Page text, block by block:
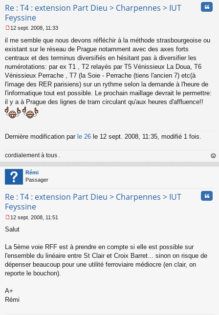
Re : T4 : extension Part Dieu > Charpennes > IUT
Feyssine
e
s
g
e
n
o
l
u
12 sept. 2008, 11:33
il me semble que nous devons réfléchir à la méthode strasbourgeoise ou
existant sur le réseau de Prague notamment avec des axes forts
centraux et des terminus diversifiés en hésitant pas à diversifier les
numérotations: par ex T1 , T2 relayés par T5 Vénissieux La Doua, T6
Vénissieux Perrache , T7 (la Soie - Perrache (tiens l'ancien 7) etc(à
l'image des RER parisiens) sur un rythme selon la demande à l'heure de
l'informatique tout est possible. Le prochain maillage devrait le permettre:
il y a à Prague des lignes de tram circulant qu'aux heures d'affluence!!
Dernière modification par le 26 le 12 sept. 2008, 11:35, modifié 1 fois.
cordialement à tous .
au
Rémi
Passager
Re : T4 : extension Part Dieu > Charpennes > IUT
Feyssine
e
s
g
e
n
n
l
u
12 sept. 2008, 11:51
Salut
La 5ème voie RFF est à prendre en compte si elle est possible sur
l'ensemble du linéaire entre St Clair et Croix Barret... sinon on risque de
dépenser beaucoup pour une utilité ferroviaire médiocre (en clair, on
reporte le bouchon).
A+
Rémi